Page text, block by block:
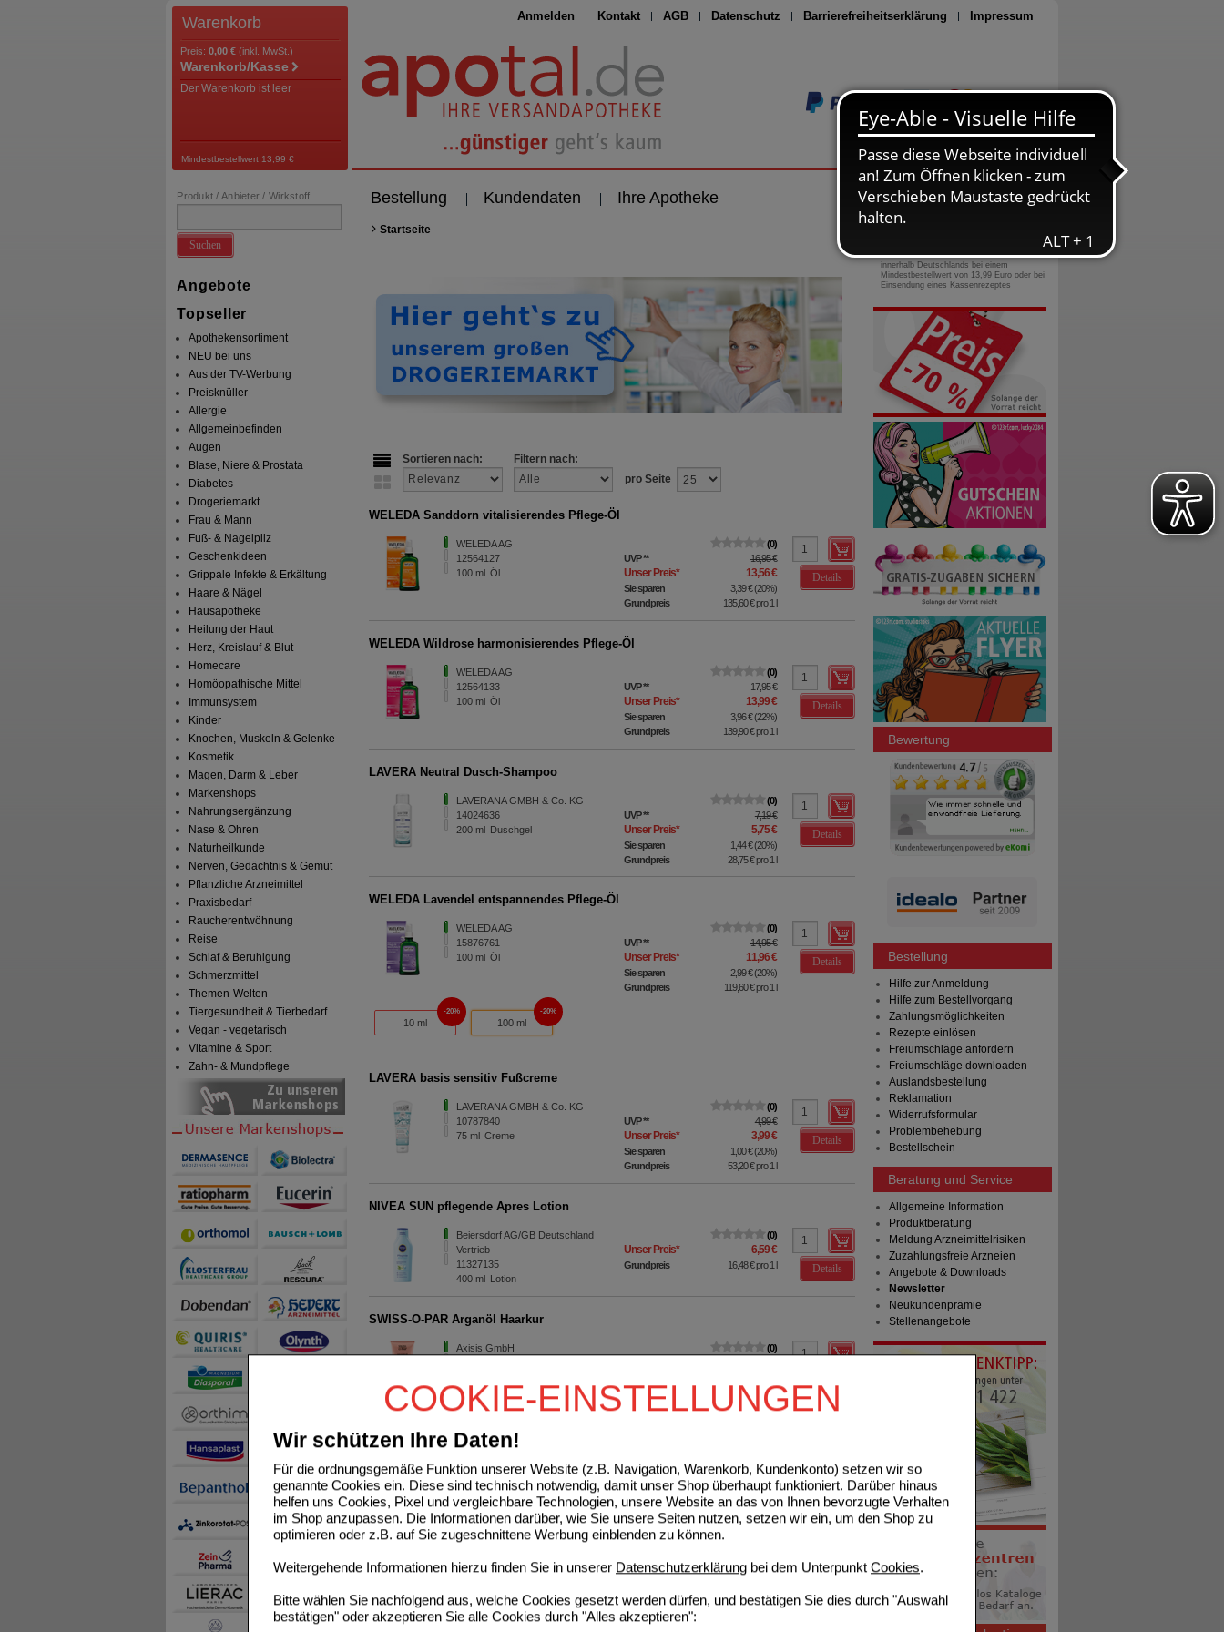
COOKIE-EINSTELLUNGEN
Wir schützen Ihre Daten!
Für die ordnungsgemäße Funktion unserer Website (z.B. Navigation, Warenkorb, Kundenkonto) setzen wir so
genannte Cookies ein. Diese sind technisch notwendig, damit unser Shop überhaupt funktioniert. Darüber hinaus
helfen uns Cookies, Pixel und vergleichbare Technologien, unsere Website an das von Ihnen bevorzugte Verhalten
im Shop anzupassen. Die Informationen darüber, wie Sie unsere Seiten nutzen, setzen wir ein, um den Shop zu
optimieren oder z.B. auf Sie zugeschnittene Werbung einblenden zu können.
Weitergehende Informationen hierzu finden Sie in unserer Datenschutzerklärung bei dem Unterpunkt Cookies.
Bitte wählen Sie nachfolgend aus, welche Cookies gesetzt werden dürfen, und bestätigen Sie dies durch "Auswahl
bestätigen" oder akzeptieren Sie alle Cookies durch "Alles akzeptieren":
Anmelden Kontakt AGB Datenschutz Barrierefreiheitserklärung Impressum
Seite drucken
Warenkorb
Preis: 0,00 € (inkl. MwSt.)
Warenkorb/Kasse
Der Warenkorb ist leer
Mindestbestellwert 13,99 €
Bestellung Kundendaten Ihre Apotheke
Produkt / Anbieter / Wirkstoff
Suchen
Angebote
Topseller
Apothekensortiment
NEU bei uns
Aus der TV-Werbung
Preisknüller
Allergie
Allgemeinbefinden
Augen
Blase, Niere & Prostata
Diabetes
Drogeriemarkt
Frau & Mann
Fuß- & Nagelpilz
Geschenkideen
Grippale Infekte & Erkältung
Haare & Nägel
Hausapotheke
Heilung der Haut
Herz, Kreislauf & Blut
Homecare
Homöopathische Mittel
Immunsystem
Kinder
Knochen, Muskeln & Gelenke
Kosmetik
Magen, Darm & Leber
Markenshops
Nahrungsergänzung
Nase & Ohren
Naturheilkunde
Nerven, Gedächtnis & Gemüt
Pflanzliche Arzneimittel
Praxisbedarf
Raucherentwöhnung
Reise
Schlaf & Beruhigung
Schmerzmittel
Themen-Welten
Tiergesundheit & Tierbedarf
Vegan - vegetarisch
Vitamine & Sport
Zahn- & Mundpflege
Startseite
Sortieren nach:
Filtern nach:
pro Seite
WELEDA Sanddorn vitalisierendes Pflege-Öl
WELEDA AG
12564127
100 ml Öl
0
UVP** 16,95 €
Unser Preis* 13,56 €
Sie sparen 3,39 €(20%)
Grundpreis
135,60 €pro 1 l
Details
WELEDA Wildrose harmonisierendes Pflege-Öl
WELEDA AG
12564133
100 ml Öl
0
UVP** 17,95 €
Unser Preis* 13,99 €
Sie sparen 3,96 €(22%)
Grundpreis
139,90 €pro 1 l
Details
LAVERA Neutral Dusch-Shampoo
LAVERANA GMBH & Co. KG
14024636
200 ml Duschgel
0
UVP** 7,19 €
Unser Preis* 5,75 €
Sie sparen 1,44 €(20%)
Grundpreis
28,75 €pro 1 l
Details
WELEDA Lavendel entspannendes Pflege-Öl
WELEDA AG
15876761
100 ml Öl
0
UVP** 14,95 €
Unser Preis* 11,96 €
Sie sparen 2,99 €(20%)
Grundpreis
119,60 €pro 1 l
Details
10 ml
20%
100 ml
20%
LAVERA basis sensitiv Fußcreme
LAVERANA GMBH & Co. KG
10787840
75 ml Creme
0
UVP** 4,99 €
Unser Preis* 3,99 €
Sie sparen 1,00 €(20%)
Grundpreis
53,20 €pro 1 l
Details
NIVEA SUN pflegende Apres Lotion
Beiersdorf AG/GB Deutschland
Vertrieb
11327135
400 ml Lotion
0
Unser Preis* 6,59 €
Grundpreis 16,48 €pro 1 l Details
SWISS-O-PAR Arganöl Haarkur
Axisis GmbH
0
Sie sparen 1,23 € 29%)
Grundpreis
14,95 €pro 1 l
NIVEA BODY Express Feuchtigkeits-Bodylotion
Beiersdorf AG/GB Deutschland
Vertrieb
11324510
400ml Lotion
0
Unser Preis * 4,99 €
Grundpreis 12,48 €pro 1 l
Max. Abgabe:
10
Details
NIVEA CARE Feuchtigkeitscreme
Vertrieb
11242597
Unser Preis* 4,99 €
Grundpreis
0800-10 11 422
gebührenfreie Rufnummer
innerhalb Deutschlands bei einem
Mindestbestellwert von 13,99 Euro oder bei
Einsendung eines Kassenrezeptes
Bewertung
Bestellung
Hilfe zur Anmeldung
Hilfe zum Bestellvorgang
Zahlungsmöglichkeiten
Rezepte einlösen
Freiumschläge anfordern
Freiumschläge downloaden
Auslandsbestellung
Reklamation
Widerrufsformular
Problembehebung
Bestellschein
Beratung und Service
Allgemeine Information
Produktberatung
Meldung Arzneimittelrisiken
Zuzahlungsfreie Arzneien
Angebote & Downloads
Newsletter
Neukundenprämie
Stellenangebote